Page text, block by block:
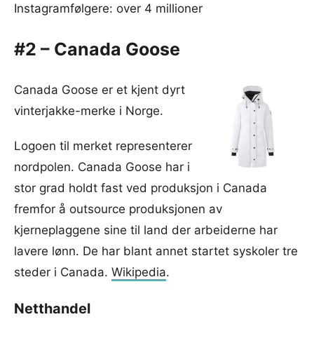
Instagramfølgere: over 4 millioner
#2 – Canada Goose
Canada Goose er et kjent dyrt
vinterjakke-merke i Norge.
Logoen til merket representerer
nordpolen. Canada Goose har i
stor grad holdt fast ved produksjon i Canada
fremfor å outsource produksjonen av
kjerneplaggene sine til land der arbeiderne har
lavere lønn. De har blant annet startet syskoler tre
steder i Canada. Wikipedia.
Netthandel